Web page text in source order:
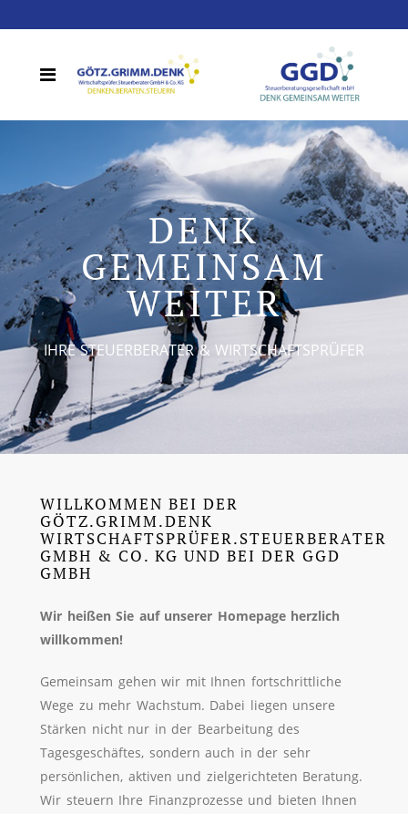
DENK
GEMEINSAM
WEITER
IHRE STEUERBERATER & WIRTSCHAFTSPRÜFER
WILLKOMMEN BEI DER
GÖTZ.GRIMM.DENK
WIRTSCHAFTSPRÜFER.STEUERBERATER
GMBH & CO. KG UND BEI DER GGD
GMBH
Wir heißen Sie auf unserer Homepage herzlich
willkommen!
Gemeinsam gehen wir mit Ihnen fortschrittliche
Wege zu mehr Wachstum. Dabei liegen unsere
Stärken nicht nur in der Bearbeitung des
Tagesgeschäftes, sondern auch in der sehr
persönlichen, aktiven und zielgerichteten Beratung.
Wir steuern Ihre Finanzprozesse und bieten Ihnen